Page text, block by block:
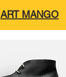
ART MANGO